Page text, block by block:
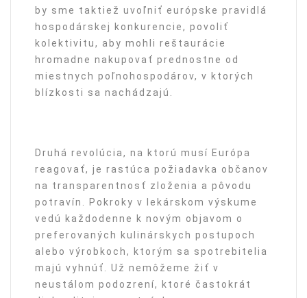
by sme taktiež uvoľniť európske pravidlá
hospodárskej konkurencie, povoliť
kolektivitu, aby mohli reštaurácie
hromadne nakupovať prednostne od
miestnych poľnohospodárov, v ktorých
blízkosti sa nachádzajú.
Druhá revolúcia, na ktorú musí Európa
reagovať, je rastúca požiadavka občanov
na transparentnosť zloženia a pôvodu
potravín. Pokroky v lekárskom výskume
vedú každodenne k novým objavom o
preferovaných kulinárskych postupoch
alebo výrobkoch, ktorým sa spotrebitelia
majú vyhnúť. Už nemôžeme žiť v
neustálom podozrení, ktoré častokrát